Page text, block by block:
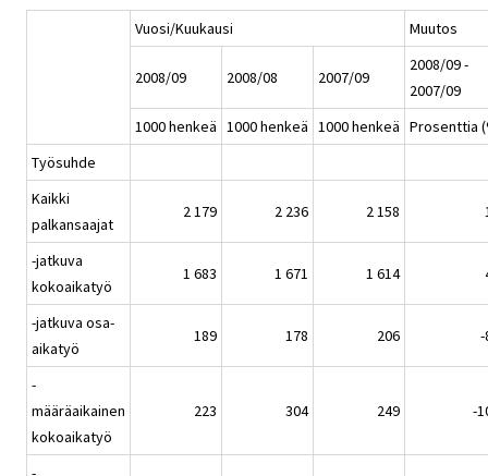
Vuosi/Kuukausi Muutos
2008/09 2008/08 2007/09
2008/09 -
2007/09
1000 henkeä 1000 henkeä 1000 henkeä Prosenttia
Työsuhde
Kaikki
palkansaajat
2 179 2 236 2 158
-jatkuva
kokoaikatyö
1 683 1 671 1 614
-jatkuva osa-
aikatyö
189 178 206 -
-
määräaikainen
kokoaikatyö
223 304 249 -